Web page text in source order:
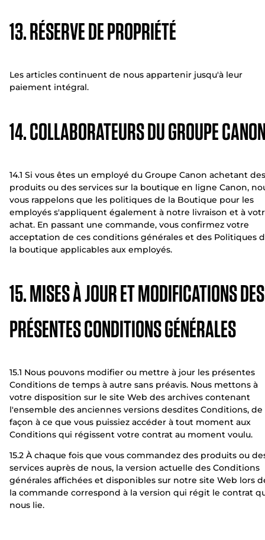
13. RÉSERVE DE PROPRIÉTÉ
Les articles continuent de nous appartenir jusqu'à leur
paiement intégral.
14. COLLABORATEURS DU GROUPE
14.1 Si vous êtes un employé du Groupe Canon achetant des
produits ou des services sur la boutique en ligne Canon,
vous rappelons que les politiques de la Boutique pour les
employés s'appliquent également à notre livraison et à
achat. En passant une commande, vous confirmez votre
acceptation de ces conditions générales et des Politiques
la boutique applicables aux employés.
15. MISES À JOUR ET MODIFICATIONS DES
PRÉSENTES CONDITIONS GÉNÉRALES
15.1 Nous pouvons modifier ou mettre à jour les présentes
Conditions de temps à autre sans préavis. Nous mettons à
votre disposition sur le site Web des archives contenant
l'ensemble des anciennes versions desdites Conditions, de
façon à ce que vous puissiez accéder à tout moment aux
Conditions qui régissent votre contrat au moment voulu.
15.2 À chaque fois que vous commandez des produits ou
services auprès de nous, la version actuelle des Conditions
générales affichées et disponibles sur notre site Web lors
la commande correspond à la version qui régit le contrat
nous lie.